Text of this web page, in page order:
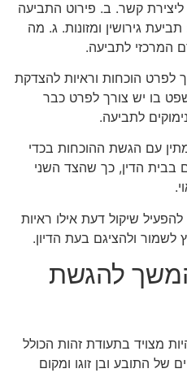
ליצירת קשר. ב. פירוט התביעה
גירושין ומזונות. ג. מה
המרכזי לתביעה.
לפרט הוכחות וראיות להצדקת
בו יש צורך לפרט כבר
לתביעה.
עם הגשת ההוכחות בכדי
בבית הדין, כך שהצד השני
שיקול דעת אילו ראיות
ולהציגם בעת הדיון.
להגשת
מצויד בתעודת זהות הכולל
של התובע ובן זוגו ומקום